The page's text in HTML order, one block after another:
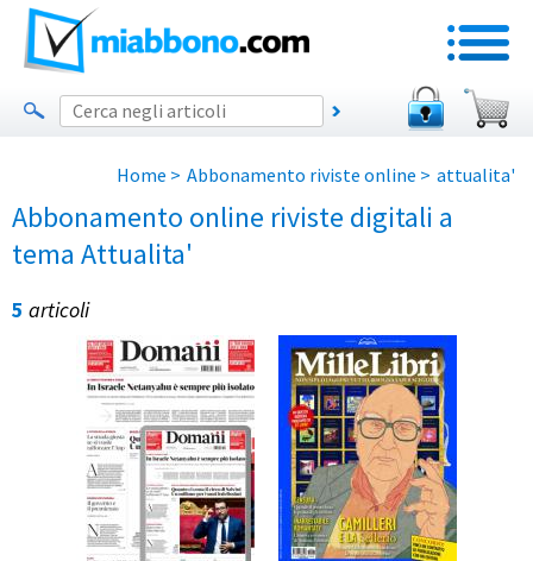
Home > Abbonamento riviste online > attualita'
Abbonamento online riviste digitali a
tema Attualita'
5 articoli